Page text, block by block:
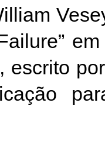
escrito